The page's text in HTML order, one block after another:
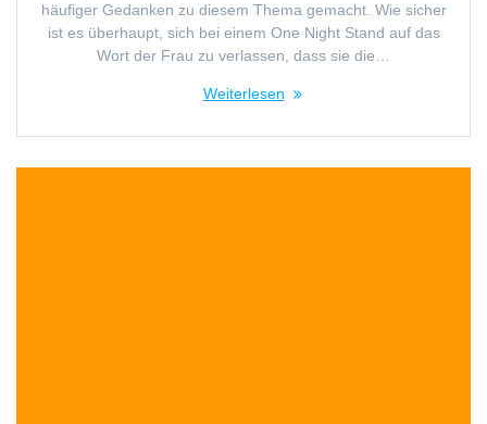
häufiger Gedanken zu diesem Thema gemacht. Wie sicher
ist es überhaupt, sich bei einem One Night Stand auf das
Wort der Frau zu verlassen, dass sie die…
Weiterlesen